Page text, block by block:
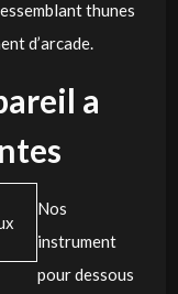
thunes
d’arcade.
a
Nos
instrument
pour dessous